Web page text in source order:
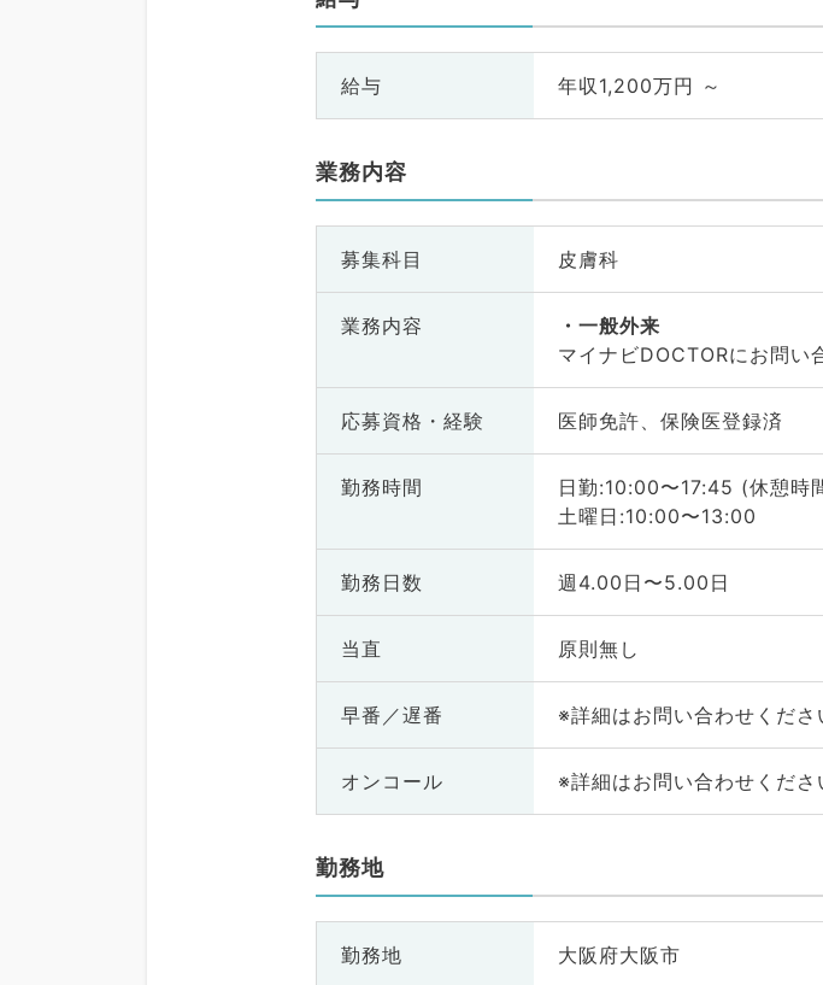
給与 年収1,200万円 ～
業務内容
募集科目 皮膚科
業務内容
一般外来
マイナビDOCTORにお問い
応募資格・ 経験 医師免許、保険医登録済
勤務時間
日勤:10:00〜17:45 (休憩時
土曜日:10:00〜13:00
勤務日数 週4.00日〜5.00日
当直 原則無し
早番／遅番 ※詳細はお問い合わせくださ
オンコール ※詳細はお問い合わせくださ
勤務地
勤務地 大阪府大阪市